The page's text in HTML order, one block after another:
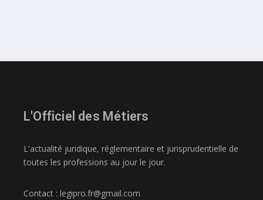
L'Officiel des Métiers
L'actualité juridique, réglementaire et jurisprudentielle de
toutes les professions au jour le jour.
Contact : legipro.fr@gmail.com